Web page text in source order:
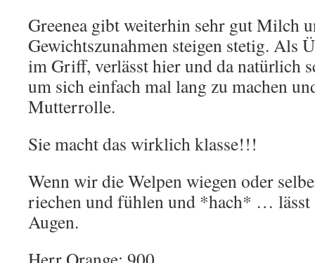
Greenea gibt weiterhin sehr gut Milch
Gewichtszunahmen steigen stetig. Als
im Griff, verlässt hier und da natürlich
um sich einfach mal lang zu machen
Mutterrolle.
Sie macht das wirklich klasse!!!
Wenn wir die Welpen wiegen oder
riechen und fühlen und *hach* … lässt
Augen.